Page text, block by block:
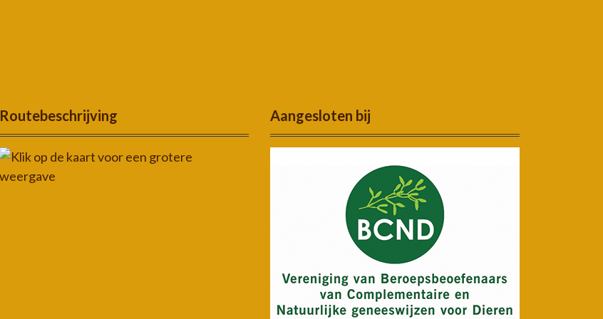
Routebeschrijving Aangesloten bij